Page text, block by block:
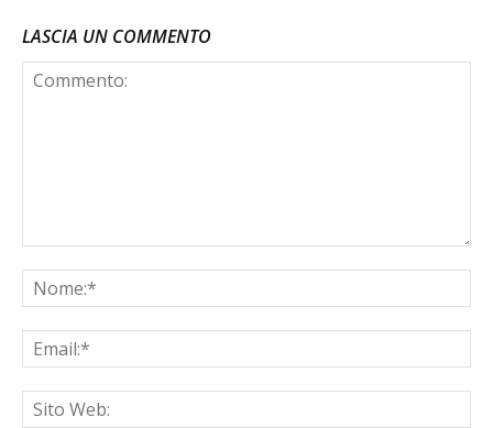
LASCIA UN COMMENTO